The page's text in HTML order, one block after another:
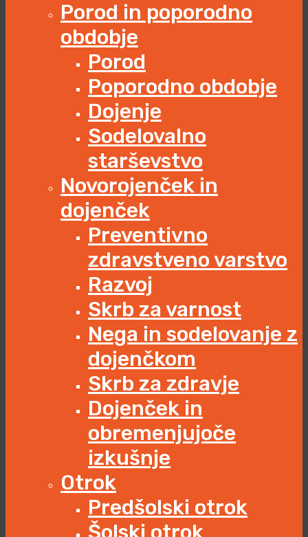
Porod in poporodno
obdobje
Porod
Poporodno obdobje
Dojenje
Sodelovalno
starševstvo
Novorojenček in
dojenček
Preventivno
zdravstveno varstvo
Razvoj
Skrb za varnost
Nega in sodelovanje z
dojenčkom
Skrb za zdravje
Dojenček in
obremenjujoče
izkušnje
Otrok
Predšolski otrok